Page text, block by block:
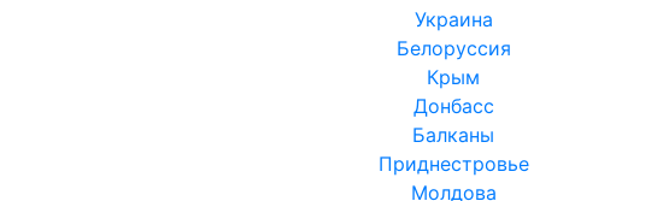
Украина
Белоруссия
Крым
Донбасс
Балканы
Приднестровье
Молдова